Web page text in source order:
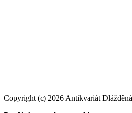
Copyright (c) 2026 Antikvariát Dlážděná